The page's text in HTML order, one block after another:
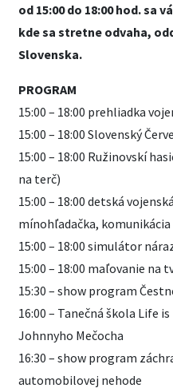
od 15:00 do 18:00 hod. sa
kde sa stretne odvaha,
Slovenska.
PROGRAM
15:00 – 18:00 prehliadka
15:00 – 18:00 Slovenský
15:00 – 18:00 Ružinovskí
na terč)
15:00 – 18:00 detská
mínohľadačka, komunikácia
15:00 – 18:00 simulátor
15:00 – 18:00 maľovanie na
15:30 – show program
16:00 – Tanečná škola Life
Johnnyho Mečocha
16:30 – show program
automobilovej nehode